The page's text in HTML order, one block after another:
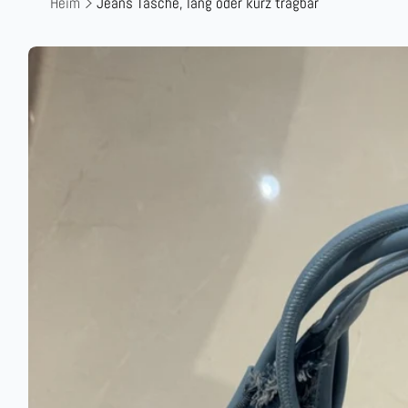
Produktinformationen